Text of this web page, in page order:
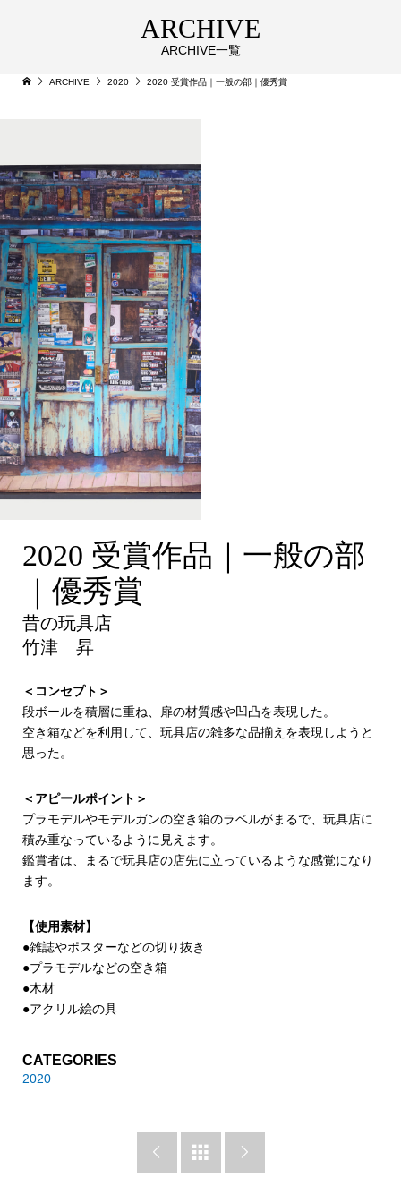
ARCHIVE
ARCHIVE一覧
ARCHIVE 2020 2020 受賞作品｜一般の部｜優秀賞
昔の玩具店
2020 受賞作品｜一般の部
｜優秀賞
昔の玩具店
竹津 昇
＜コンセプト＞
段ボールを積層に重ね、扉の材質感や凹凸を表現した。
空き箱などを利用して、玩具店の雑多な品揃えを表現しようと
思った。
＜アピールポイント＞
プラモデルやモデルガンの空き箱のラベルがまるで、玩具店に
積み重なっているように見えます。
鑑賞者は、まるで玩具店の店先に立っているような感覚になり
ます。
【使用素材】
●雑誌やポスターなどの切り抜き
●プラモデルなどの空き箱
●木材
●アクリル絵の具
CATEGORIES
2020
  